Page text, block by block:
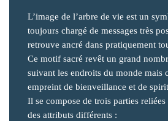
L’image de l’arbre de vie est un
toujours chargé de messages très
retrouve ancré dans pratiquement
Ce motif sacré revêt un grand
suivant les endroits du monde mais
empreint de bienveillance et de
Il se compose de trois parties
des attributs différents :